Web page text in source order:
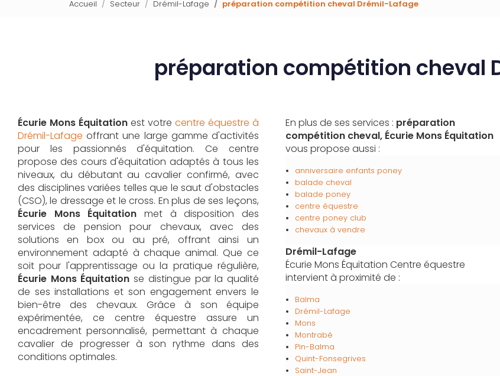
Accueil Secteur Drémil-Lafage préparation compétition cheval Drémil-Lafage
préparation compétition cheval
Écurie Mons Équitation est votre centre équestre à
Drémil-Lafage offrant une large gamme d'activités
pour les passionnés d'équitation. Ce centre
propose des cours d'équitation adaptés à tous les
niveaux, du débutant au cavalier confirmé, avec
des disciplines variées telles que le saut d'obstacles
(CSO), le dressage et le cross. En plus de ses leçons,
Écurie Mons Équitation met à disposition des
services de pension pour chevaux, avec des
solutions en box ou au pré, offrant ainsi un
environnement adapté à chaque animal. Que ce
soit pour l'apprentissage ou la pratique régulière,
Écurie Mons Équitation se distingue par la qualité
de ses installations et son engagement envers le
bien-être des chevaux. Grâce à son équipe
expérimentée, ce centre équestre assure un
encadrement personnalisé, permettant à chaque
cavalier de progresser à son rythme dans des
conditions optimales.
En plus de ses services : préparation
compétition cheval, Écurie Mons Équitation
vous propose aussi :
anniversaire enfants poney
balade cheval
balade poney
centre équestre
centre poney club
chevaux à vendre
Drémil-Lafage
Écurie Mons Équitation Centre équestre
intervient à proximité de :
Balma
Drémil-Lafage
Mons
Montrabé
Pin-Balma
Quint-Fonsegrives
Saint-Jean